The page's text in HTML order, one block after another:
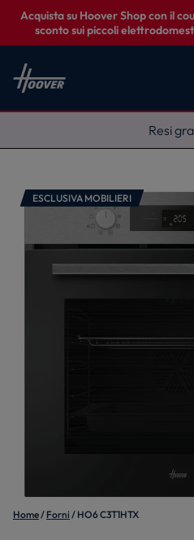
Acquista su Hoover Shop con il
sconto sui piccoli
Fino a 5 anni
ESCLUSIVA MOBILIERI
Home Forni HO6 C3T1HTX